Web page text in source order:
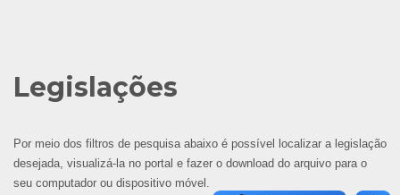
Legislações
Por meio dos filtros de pesquisa abaixo é possível localizar a legislação
desejada, visualizá-la no portal e fazer o download do arquivo para o
seu computador ou dispositivo móvel.